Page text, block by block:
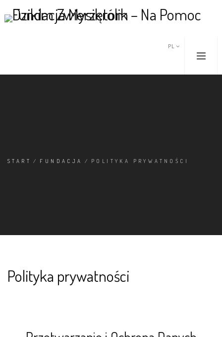
PL
START / FUNDACJA / POLITYKA PRYWATNOŚCI
Polityka prywatności